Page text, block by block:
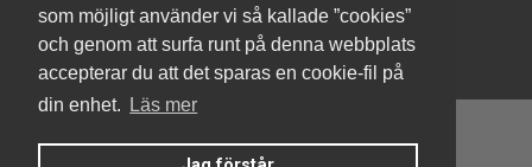
som möjligt använder vi så kallade ”cookies”
och genom att surfa runt på denna webbplats
accepterar du att det sparas en cookie-fil på
din enhet.
Läs mer